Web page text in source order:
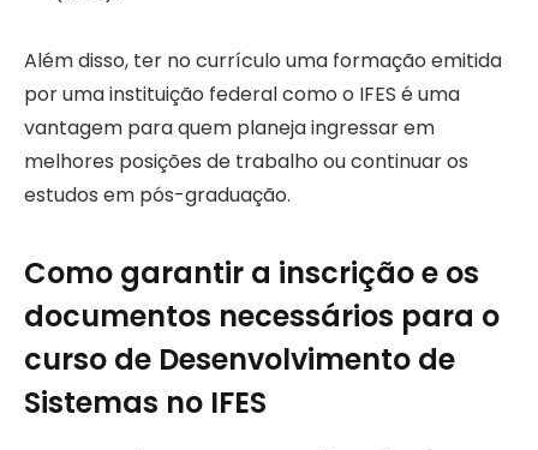
Além disso, ter no currículo uma formação emitida
por uma instituição federal como o IFES é uma
vantagem para quem planeja ingressar em
melhores posições de trabalho ou continuar os
estudos em pós-graduação.
Como garantir a inscrição e os
documentos necessários para o
curso de Desenvolvimento de
Sistemas no IFES